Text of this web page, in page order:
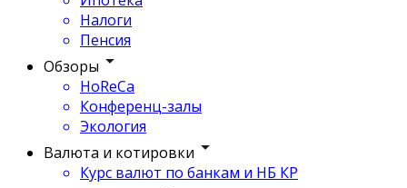
Налоги
Пенсия
Обзоры
HoReCa
Конференц-залы
Экология
Валюта и котировки
Курс валют по банкам и НБ КР